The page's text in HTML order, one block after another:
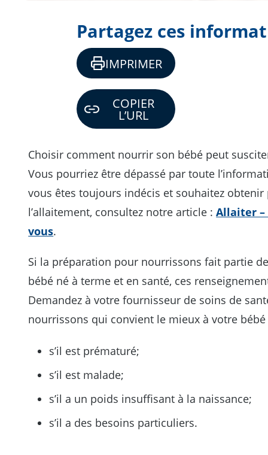
Choisir comment nourrir son bébé peut
Vous pourriez être dépassé par toute
vous êtes toujours indécis et souhaitez
l’allaitement, consultez notre article :Allaiter –
vous.
Si la préparation pour nourrissons fait partie
bébé né à terme et en santé, ces
Demandez à votre fournisseur de soins de
nourrissons qui convient le mieux à votre bébé
s’il est prématuré;
s’il est malade;
s’il a un poids insuffisant à la naissance;
s’il a des besoins particuliers.
Partagez ces
IMPRIMER
COPIER
L’URL